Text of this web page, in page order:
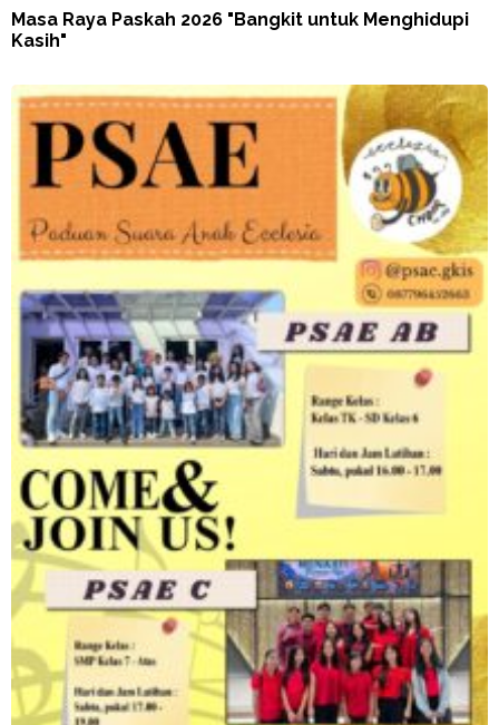
Masa Raya Paskah 2026 "Bangkit untuk Menghidupi
Kasih"